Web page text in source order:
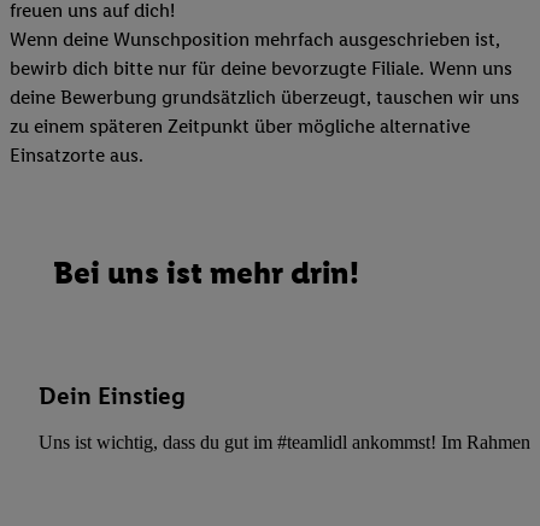
freuen uns auf dich!
Wenn deine Wunschposition mehrfach ausgeschrieben ist,
bewirb dich bitte nur für deine bevorzugte Filiale. Wenn uns
deine Bewerbung grundsätzlich überzeugt, tauschen wir uns
zu einem späteren Zeitpunkt über mögliche alternative
Einsatzorte aus.
Bei uns ist mehr drin!
Dein Einstieg
Uns ist wichtig, dass du gut im #teamlidl ankommst! Im Rahmen